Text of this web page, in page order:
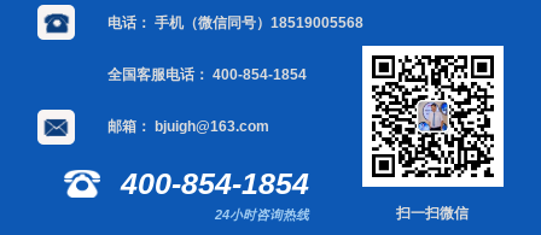
电话： 手机（微信同号）18519005568
全国客服电话： 400-854-1854
邮箱： bjuigh@163.com
400-854-1854
24小时咨询热线 扫一扫微信